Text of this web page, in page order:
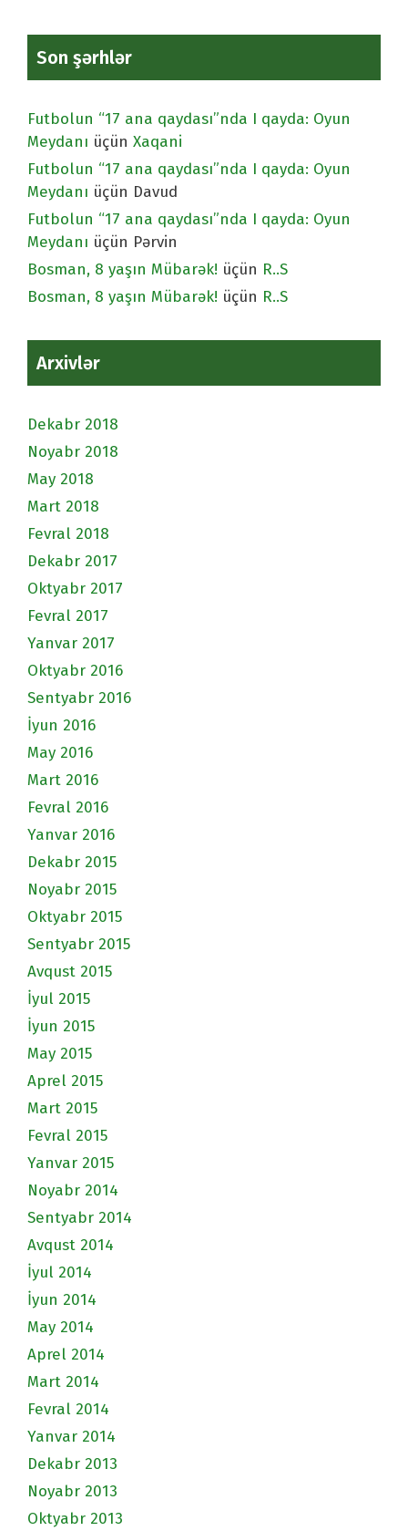
Son şərhlər
Futbolun “17 ana qaydası”nda I qayda: Oyun
Meydanı üçün Xaqani
Futbolun “17 ana qaydası”nda I qayda: Oyun
Meydanı üçün Davud
Futbolun “17 ana qaydası”nda I qayda: Oyun
Meydanı üçün Pərvin
Bosman, 8 yaşın Mübarək! üçün R..S
Bosman, 8 yaşın Mübarək! üçün R..S
Arxivlər
Dekabr 2018
Noyabr 2018
May 2018
Mart 2018
Fevral 2018
Dekabr 2017
Oktyabr 2017
Fevral 2017
Yanvar 2017
Oktyabr 2016
Sentyabr 2016
İyun 2016
May 2016
Mart 2016
Fevral 2016
Yanvar 2016
Dekabr 2015
Noyabr 2015
Oktyabr 2015
Sentyabr 2015
Avqust 2015
İyul 2015
İyun 2015
May 2015
Aprel 2015
Mart 2015
Fevral 2015
Yanvar 2015
Noyabr 2014
Sentyabr 2014
Avqust 2014
İyul 2014
İyun 2014
May 2014
Aprel 2014
Mart 2014
Fevral 2014
Yanvar 2014
Dekabr 2013
Noyabr 2013
Oktyabr 2013